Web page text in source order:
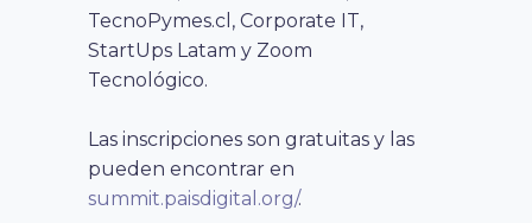
TecnoPymes.cl, Corporate IT,
StartUps Latam y Zoom
Tecnológico.
Las inscripciones son gratuitas y las
pueden encontrar en
summit.paisdigital.org/.